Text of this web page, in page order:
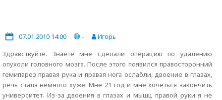
07.01.2010 14:00 -
Игорь
Здравствуйте. Знаете мне сделали операцию по удалению
опухоли головного мозга. После этого появился правосторонний
гемипарез правая рука и правая нога ослабли, двоение в глазах,
речь стала немного хуже. Мне 21 год и мне хочеться закончить
университет. Из-за двоения в глазах и мышц правой руки я не